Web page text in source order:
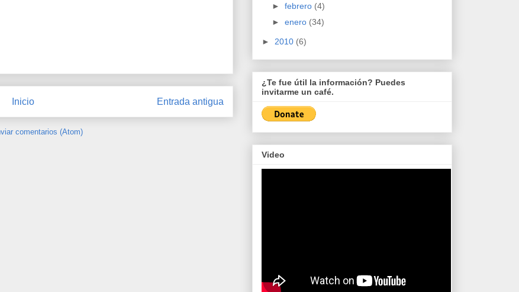
Entrada antigua
Inicio
comentarios (Atom)
► febrero (4)
► enero (34)
► 2010 (6)
¿Te fue útil la información? Puedes
invitarme un café.
Video